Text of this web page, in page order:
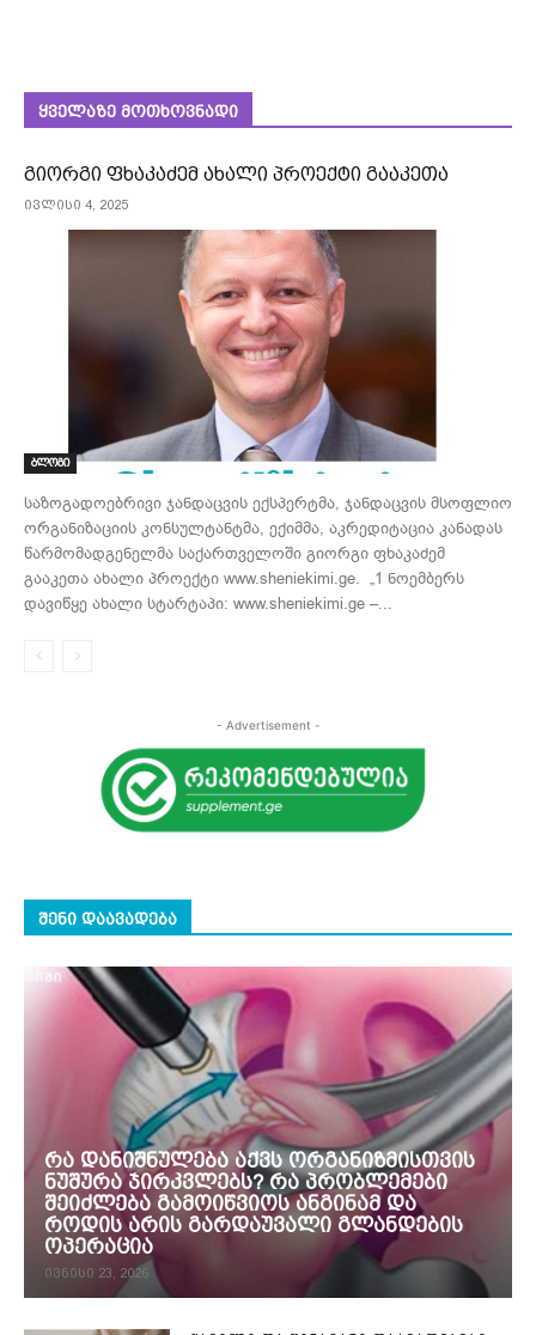
ᲧᲕᲔᲚᲐᲖᲔ ᲛᲝᲗᲮᲝᲕᲜᲐᲓᲘ
გიორგი ფხაკაძემ ახალი პროექტი გააკეთა
ივლისი 4, 2025
ბლოგი
საზოგადოებრივი ჯანდაცვის ექსპერტმა, ჯანდაცვის მსოფლიო
ორგანიზაციის კონსულტანტმა, ექიმმა, აკრედიტაცია კანადას
წარმომადგენელმა საქართველოში გიორგი ფხაკაძემ
გააკეთა ახალი პროექტი www.sheniekimi.ge. „1 ნოემბერს
დავიწყე ახალი სტარტაპი: www.sheniekimi.ge –...
- Advertisement -
ᲨᲔᲜᲘ ᲓᲐᲐᲕᲐᲓᲔᲑᲐ
რა დანიშნულება აქვს ორგანიზმისთვის
ნუშურა ჯირკვლებს? რა პრობლემები
შეიძლება გამოიწვიოს ანგინამ და
როდის არის გარდაუვალი გლანდების
ოპერაცია
ივნისი 23, 2026